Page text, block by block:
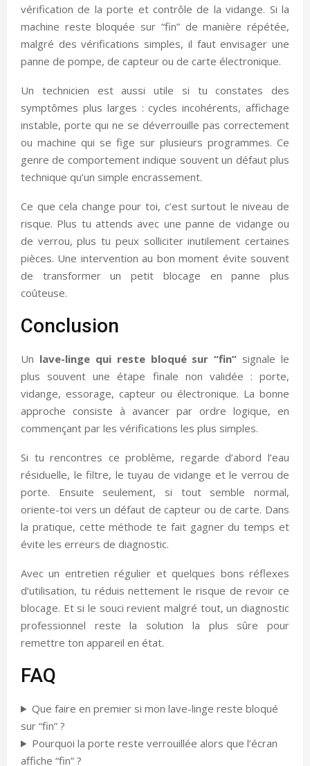
vérification de la porte et contrôle de la vidange. Si la
machine reste bloquée sur “fin” de manière répétée,
malgré des vérifications simples, il faut envisager une
panne de pompe, de capteur ou de carte électronique.
Un technicien est aussi utile si tu constates des
symptômes plus larges : cycles incohérents, affichage
instable, porte qui ne se déverrouille pas correctement
ou machine qui se fige sur plusieurs programmes. Ce
genre de comportement indique souvent un défaut plus
technique qu’un simple encrassement.
Ce que cela change pour toi, c’est surtout le niveau de
risque. Plus tu attends avec une panne de vidange ou
de verrou, plus tu peux solliciter inutilement certaines
pièces. Une intervention au bon moment évite souvent
de transformer un petit blocage en panne plus
coûteuse.
Conclusion
Un lave-linge qui reste bloqué sur “fin” signale le
plus souvent une étape finale non validée : porte,
vidange, essorage, capteur ou électronique. La bonne
approche consiste à avancer par ordre logique, en
commençant par les vérifications les plus simples.
Si tu rencontres ce problème, regarde d’abord l’eau
résiduelle, le filtre, le tuyau de vidange et le verrou de
porte. Ensuite seulement, si tout semble normal,
oriente-toi vers un défaut de capteur ou de carte. Dans
la pratique, cette méthode te fait gagner du temps et
évite les erreurs de diagnostic.
Avec un entretien régulier et quelques bons réflexes
d’utilisation, tu réduis nettement le risque de revoir ce
blocage. Et si le souci revient malgré tout, un diagnostic
professionnel reste la solution la plus sûre pour
remettre ton appareil en état.
FAQ
Que faire en premier si mon lave-linge reste bloqué
sur “fin” ?
Pourquoi la porte reste verrouillée alors que l’écran
affiche “fin” ?